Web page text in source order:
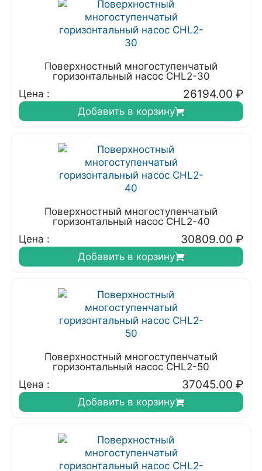
Поверхностный многоступенчатый
горизонтальный насос CHL2-30
Цена :
26194.00 ₽
Добавить в корзину
Поверхностный многоступенчатый
горизонтальный насос CHL2-40
Цена :
30809.00 ₽
Добавить в корзину
Поверхностный многоступенчатый
горизонтальный насос CHL2-50
Цена :
37045.00 ₽
Добавить в корзину